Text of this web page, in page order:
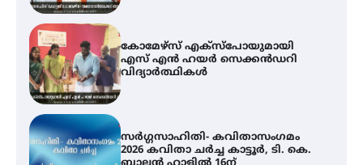
സർഗ്ഗസാഹിതി- കവിതാസംഗമം
2026 കവിതാ ചർച്ച കാട്ടൂർ, ടി. കെ.
ബാലൻ ഹാളിൽ 16ന്
ഇടത്തരം മഴയ്ക്കും കാറ്റിനും
സാധ്യത ഇരിങ്ങാലക്കുടയിൽ 4.4